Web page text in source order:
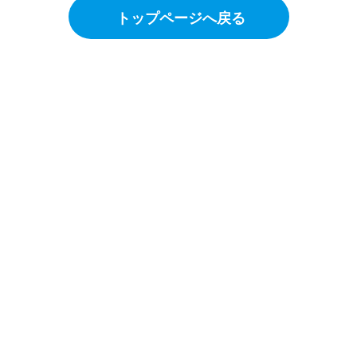
トップページへ戻る